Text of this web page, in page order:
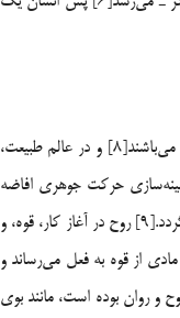
طبيعت و ماوراي طبيعت در عرض يكديگر نيستند، بلكه مانند دو مرتبه ظاهر و باطني از يك وجود و در طول هم مي‌باشند[8] و در عالم طبيعت،
حركت جوهري افاضه
شده است. بدن انسان، در پرتو حركت جوهري و دروني، اين شايستگي را يافت كه چنين روح و رواني بر او افاضه گردد.[9] روح در آغاز كار، قوه، و
از قوه به فعل مي‌رساند و
روح و روان بوده است، مانند بوي